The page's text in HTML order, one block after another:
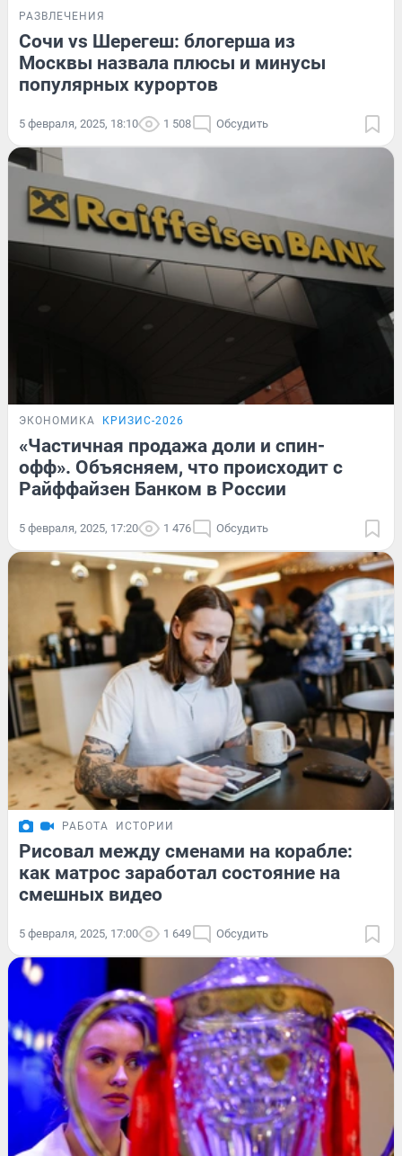
РАЗВЛЕЧЕНИЯ
Сочи vs Шерегеш: блогерша из
Москвы назвала плюсы и минусы
популярных курортов
5 февраля, 2025, 18:10 1 508 Обсудить
ЭКОНОМИКА КРИЗИС-2026
«Частичная продажа доли и спин-
офф». Объясняем, что происходит с
Райффайзен Банком в России
5 февраля, 2025, 17:20 1 476 Обсудить
РАБОТА ИСТОРИИ
Рисовал между сменами на корабле:
как матрос заработал состояние на
смешных видео
5 февраля, 2025, 17:00 1 649 Обсудить